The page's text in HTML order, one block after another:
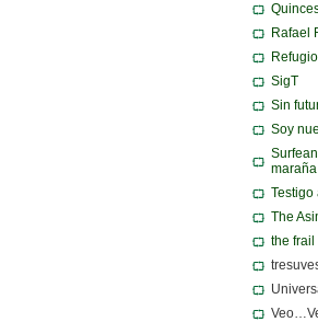
Rafael
SigT
Sin
Soy
maraña
Testigo
The
the frail